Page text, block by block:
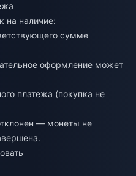
на наличие:
сумме
оформление может
платежа (покупка не
— монеты не